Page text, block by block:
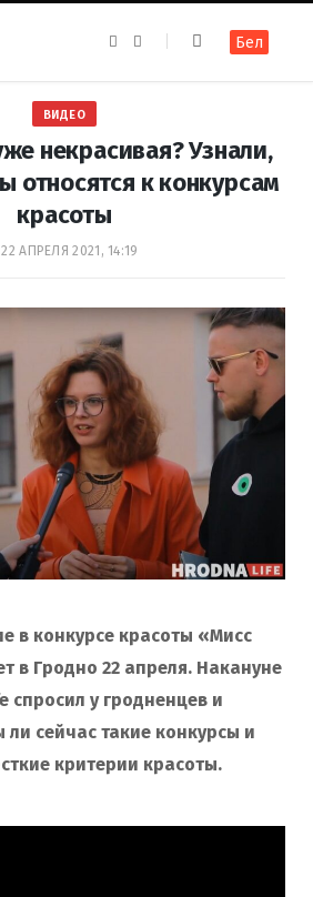
e
k
t
a
m
Бел
ВИДЕО
некрасивая? Узнали,
относятся к конкурсам
красоты
22 АПРЕЛЯ 2021, 14:19
в конкурсе красоты «Мисс
в Гродно 22 апреля. Накануне
спросил у гродненцев и
сейчас такие конкурсы и
критерии красоты.